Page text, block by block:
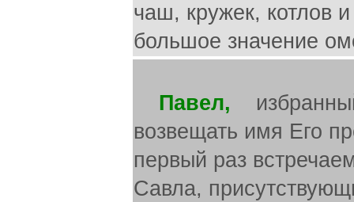
чаш, кружек, котлов
большое значение
Павел, избранный Богом апостол Иисуса Христа, «чтобы возвещать имя Его пред народами и сынами израилевыми». В первый раз встречаем мы апостола язычников под именем Савла, присутствующим при убиении Стефана (Деян. 7:58; 8:1). Павел родился в Тарсе Киликийском (Деян. 22:3), от еврейских родителей (Фил. 3:5), и имел, вероятно, с самого рождения, оба имени: еврейское Савл (испрошенный), и римское Павел (маленький), так как евреи в течение римского владычества, обыкновенно, носили одно еврейское и одно римское имя, например, Иоанн Марк, Иисус Иуст (Деян. 12:12; Кол. 4:11) и пр. Отец его был фарисей (Деян. 23: 1) и имел права римского гражданина (Деян. 22:28). Павел в раннем детстве был послан в Иерусалим, где воспитывался у ног мудрого Гамалиила (22:3) и где сделался ревностным сторонником фарисейской секты (Фил. 3:5). Кроме того, он в молодости был обучен ремеслу — деланию палаток (Деян. 18:3; 20:34; 2 Фес. 3: 8) по еврейскому принципу: «кто не учит сына своего ремеслу, тот учит его воровать». Быстрое распространение христианства возбудило пылкого молодого фарисея к противодействию. Стефан провидел уже тогда, что христианство вытеснит иудейство и его резкие слова о том, что «Христос Назорей разрушит место сие (иерусалимский храм) и переменит обычаи, которые передал нам Моисей, казались евреям хульными словами (Деян. 6: 13 и дал.), за которые следовало наказание смертью. Савл одобрял убиение Стефана и стерег одежды тех, которые побивали Стефана камнями. Затем он стал злейшим гонителем христиан, выискивал их в домах, предавал их суду и подавал свой голос на их убиение (Деян. 8:3; 22:4; 26: 10; 1 Кор. 15:9; Гал. 1:23; 1 Тим. 1: 13). Из Деян. 26:10 заключают, что в то время Павлу, как имевшему право голоса члену синедриона, было приблизительно 30 лет. Для него было недостаточно, что он истреблял церковь в Иерусалиме; он достал себе полномочие от синедриона для поездки в Дамаск, чтобы и там делать то же. Близ Дамаска явился ему Иисус и сказал: «Савл, Савл, что ты гонишь Меня?» Ослепленный видением, Савл упал на землю и его